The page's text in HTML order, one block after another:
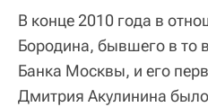
В конце 2010 года в
Бородина, бывшего в то
Банка Москвы, и его
Дмитрия Акулинина